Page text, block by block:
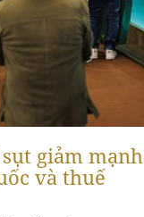
giảm mạnh
và thuế